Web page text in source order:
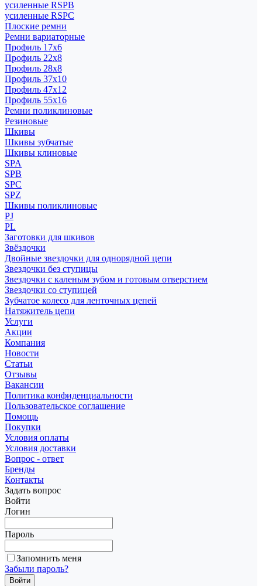
усиленные RSPB
усиленные RSPC
Плоские ремни
Ремни вариаторные
Профиль 17x6
Профиль 22x8
Профиль 28x8
Профиль 37x10
Профиль 47x12
Профиль 55x16
Ремни поликлиновые
Резиновые
Шкивы
Шкивы зубчатые
Шкивы клиновые
SPA
SPB
SPC
SPZ
Шкивы поликлиновые
PJ
PL
Заготовки для шкивов
Звёздочки
Двойные звездочки для однорядной цепи
Звездочки без ступицы
Звездочки с каленым зубом и готовым отверстием
Звездочки со ступицей
Зубчатое колесо для ленточных цепей
Натяжитель цепи
Услуги
Акции
Компания
Новости
Статьи
Отзывы
Вакансии
Политика конфиденциальности
Пользовательское соглашение
Помощь
Покупки
Условия оплаты
Условия доставки
Вопрос - ответ
Бренды
Контакты
Задать вопрос
Войти
Логин
Пароль
Запомнить меня
Забыли пароль?